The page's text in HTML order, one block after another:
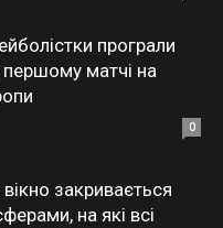
програли
матчі на
0
закривається
на які всі